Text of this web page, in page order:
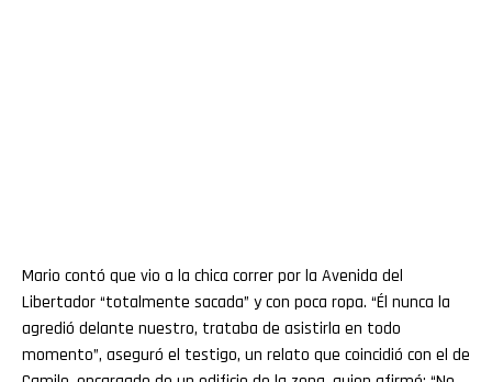
Mario contó que vio a la chica correr por la Avenida del
Libertador “totalmente sacada” y con poca ropa. “Él nunca la
agredió delante nuestro, trataba de asistirla en todo
momento”, aseguró el testigo, un relato que coincidió con el de